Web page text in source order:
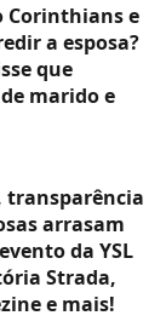
Corinthians e
a esposa?
que
marido e
transparência
arrasam
da YSL
Strada,
e mais!